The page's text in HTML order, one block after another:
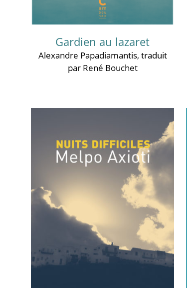
Gardien au lazaret
Alexandre Papadiamantis, traduit
par René Bouchet